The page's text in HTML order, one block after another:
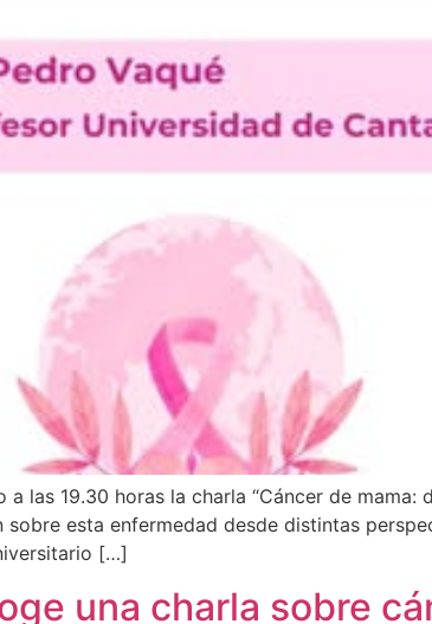
las 19.30 horas la charla “Cáncer de mama:
esta enfermedad desde distintas
[…]
una charla sobre